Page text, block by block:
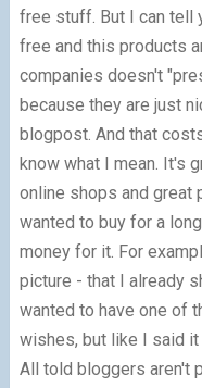
free stuff. But I can tell
free and this products
companies doesn't
because they are just
blogpost. And that
know what I mean. It's
online shops and great
wanted to buy for a
money for it. For
picture - that I already
wanted to have one of
wishes, but like I said it
All told bloggers aren't